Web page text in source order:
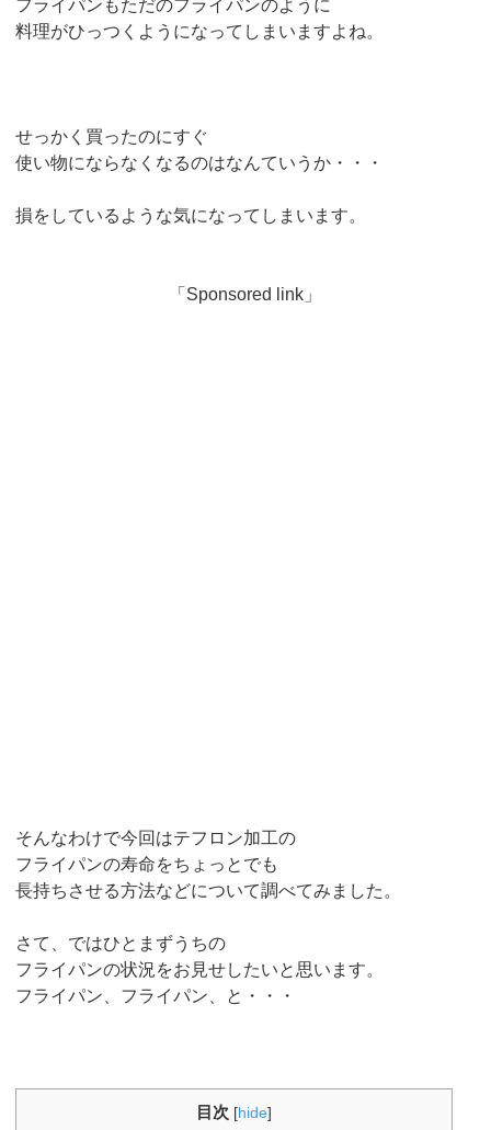
フライパンもただのフライパンのように
料理がひっつくようになってしまいますよね。
せっかく買ったのにすぐ
使い物にならなくなるのはなんていうか・・・
損をしているような気になってしまいます。
「Sponsored link」
そんなわけで今回はテフロン加工の
フライパンの寿命をちょっとでも
長持ちさせる方法などについて調べてみました。
さて、ではひとまずうちの
フライパンの状況をお見せしたいと思います。
フライパン、フライパン、と・・・
目次 [hide]